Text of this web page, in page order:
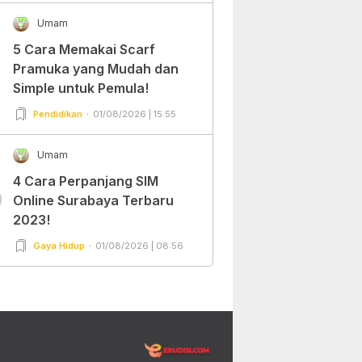
Umam
5 Cara Memakai Scarf
Pramuka yang Mudah dan
Simple untuk Pemula!
Pendidikan 01/08/2026 | 15:55
Umam
4 Cara Perpanjang SIM
Online Surabaya Terbaru
2023!
Gaya Hidup 01/08/2026 | 08:56